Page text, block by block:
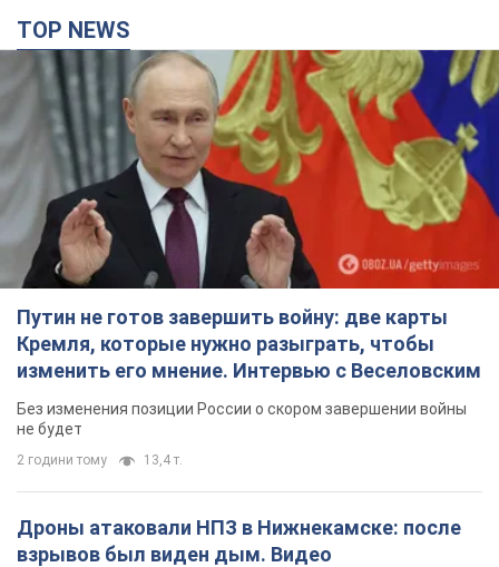
TOP NEWS
Путин не готов завершить войну: две карты
Кремля, которые нужно разыграть, чтобы
изменить его мнение. Интервью с Веселовским
Без изменения позиции России о скором завершении войны
не будет
2 години тому 13,4 т.
Дроны атаковали НПЗ в Нижнекамске: после
взрывов был виден дым. Видео